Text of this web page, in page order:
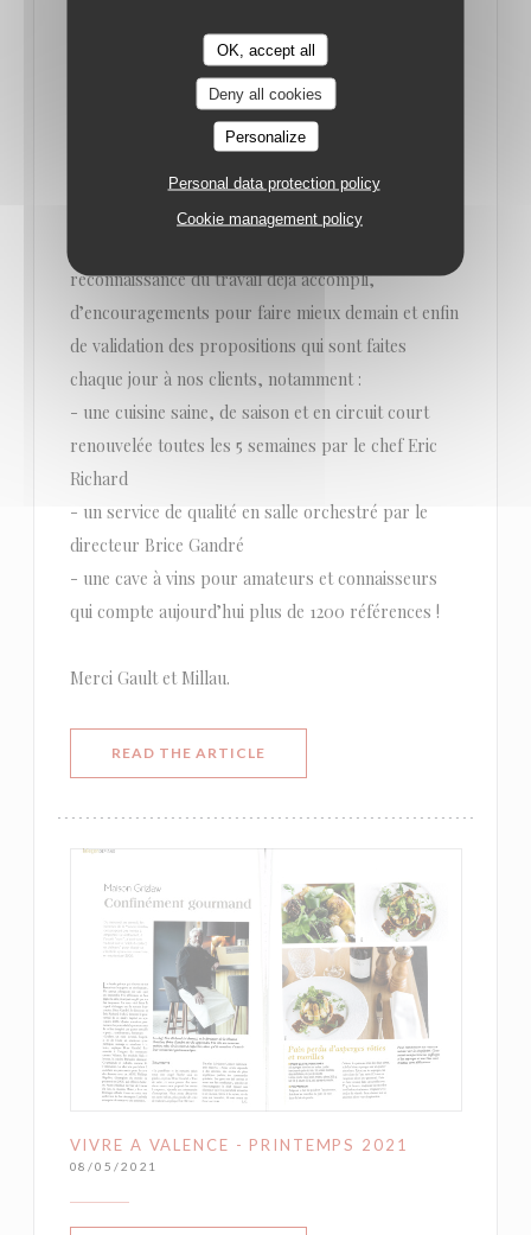
OK, accept all
Deny all cookies
Personalize
Personal data protection policy
Cookie management policy
Avec une première belle note de 13/20, MAISON
GRIZLAW se positionne au même niveau que CHEZ
ANDRÉ, juste après le restaurant trois fois étoilé
de Anne-Sophie PIC.
reconnaissance du travail déjà accompli,
d’encouragements pour faire mieux demain et enfin
de validation des propositions qui sont faites
chaque jour à nos clients, notamment :
- une cuisine saine, de saison et en circuit court
renouvelée toutes les 5 semaines par le chef Eric
Richard
- un service de qualité en salle orchestré par le
directeur Brice Gandré
- une cave à vins pour amateurs et connaisseurs
qui compte aujourd’hui plus de 1200 références !
Merci Gault et Millau.
READ THE ARTICLE((OPENS IN A NEW WINDOW))
VIVRE A VALENCE - PRINTEMPS 2021
08/05/2021